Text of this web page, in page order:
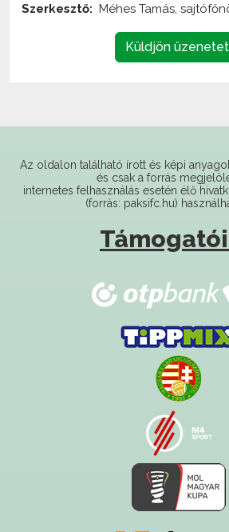
Szerkesztő: Méhes Tamás,
Küldjön
Az oldalon található írott és képi
és csak a forrás
internetes felhasználás esetén élő
(forrás: paksifc.hu)